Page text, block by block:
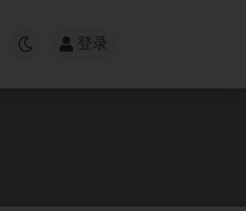
登录